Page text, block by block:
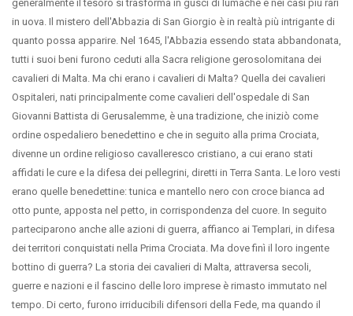
generalmente il tesoro si trasforma in gusci di lumache e nei casi più rari
in uova. Il mistero dell'Abbazia di San Giorgio è in realtà più intrigante di
quanto possa apparire. Nel 1645, l'Abbazia essendo stata abbandonata,
tutti i suoi beni furono ceduti alla Sacra religione gerosolomitana dei
cavalieri di Malta. Ma chi erano i cavalieri di Malta? Quella dei cavalieri
Ospitaleri, nati principalmente come cavalieri dell'ospedale di San
Giovanni Battista di Gerusalemme, è una tradizione, che iniziò come
ordine ospedaliero benedettino e che in seguito alla prima Crociata,
divenne un ordine religioso cavalleresco cristiano, a cui erano stati
affidati le cure e la difesa dei pellegrini, diretti in Terra Santa. Le loro vesti
erano quelle benedettine: tunica e mantello nero con croce bianca ad
otto punte, apposta nel petto, in corrispondenza del cuore. In seguito
parteciparono anche alle azioni di guerra, affianco ai Templari, in difesa
dei territori conquistati nella Prima Crociata. Ma dove finì il loro ingente
bottino di guerra? La storia dei cavalieri di Malta, attraversa secoli,
guerre e nazioni e il fascino delle loro imprese è rimasto immutato nel
tempo. Di certo, furono irriducibili difensori della Fede, ma quando il